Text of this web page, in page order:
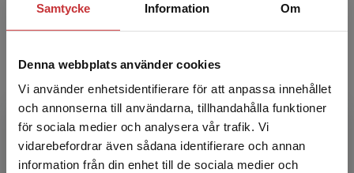
Samtycke Information Om
Denna webbplats använder cookies
Vi använder enhetsidentifierare för att anpassa innehållet
och annonserna till användarna, tillhandahålla funktioner
för sociala medier och analysera vår trafik. Vi
vidarebefordrar även sådana identifierare och annan
information från din enhet till de sociala medier och
Begränsad fraktregion
Arita Holmberg
universitetslektor i ämnet statsvetenskap,
verksam vid Statsvetenskapliga institutionen,
Försvarshögskolan, Stockholm....